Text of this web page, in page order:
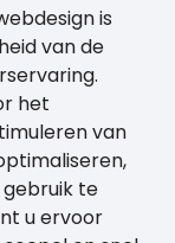
is
van de
het
van
te
u ervoor